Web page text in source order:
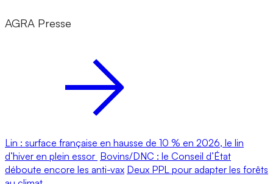
AGRA Presse
Lin : surface française en hausse de 10 % en 2026, le lin
d’hiver en plein essor Bovins/DNC : le Conseil d’État
déboute encore les anti-vax Deux PPL pour adapter les forêts